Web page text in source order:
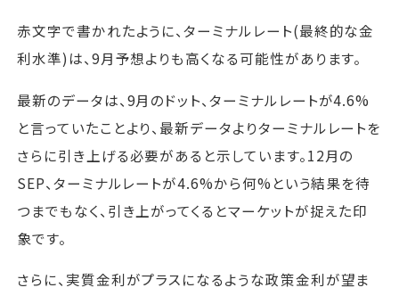
赤文字で書かれたように、ターミナルレート(最終的な金
利水準)は、9月予想よりも高くなる可能性があります。
最新のデータは、9月のドット、ターミナルレートが4.6%
と言っていたことより、最新データよりターミナルレートを
さらに引き上げる必要があると示しています。12月の
SEP、ターミナルレートが4.6%から何%という結果を待
つまでもなく、引き上がってくるとマーケットが捉えた印
象です。
さらに、実質金利がプラスになるような政策金利が望ま